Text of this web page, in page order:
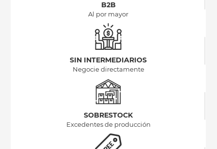
B2B
Al por mayor
SIN INTERMEDIARIOS
Negocie directamente
SOBRESTOCK
Excedentes de producción